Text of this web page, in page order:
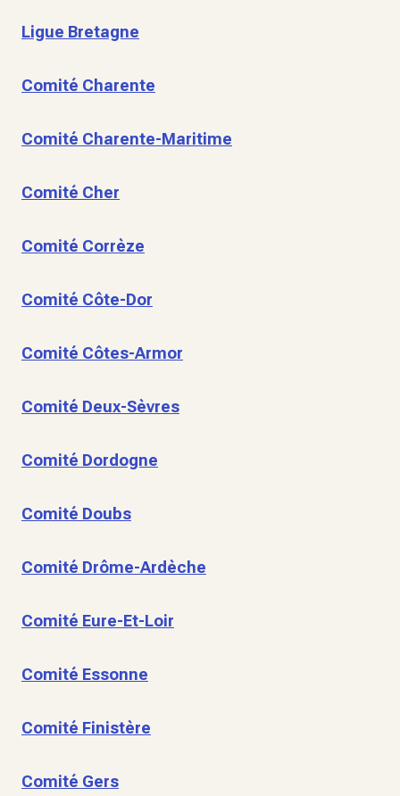
Ligue Bretagne
Comité Charente
Comité Charente-Maritime
Comité Cher
Comité Corrèze
Comité Côte-Dor
Comité Côtes-Armor
Comité Deux-Sèvres
Comité Dordogne
Comité Doubs
Comité Drôme-Ardèche
Comité Eure-Et-Loir
Comité Essonne
Comité Finistère
Comité Gers